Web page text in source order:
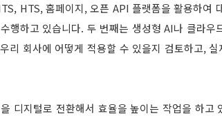
HTS, 홈페이지, 오픈 API 플랫폼을 활용하여
행하고 있습니다. 두 번째는 생성형 AI나 클라우
리 회사에 어떻게 적용할 수 있을지 검토하고,
디지털로 전환해서 효율을 높이는 작업을 하고